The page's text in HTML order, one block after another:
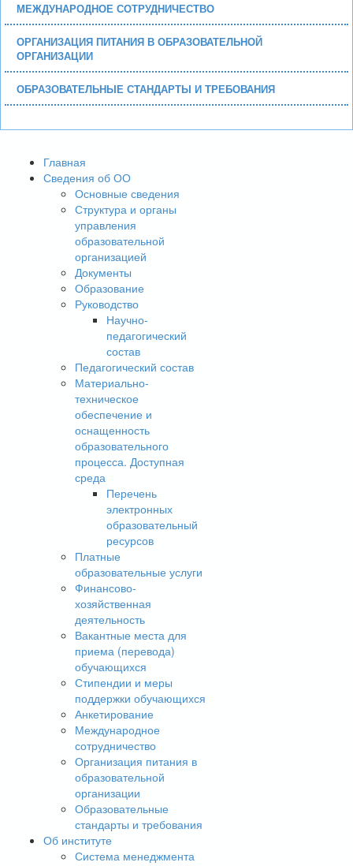
МЕЖДУНАРОДНОЕ СОТРУДНИЧЕСТВО
ОРГАНИЗАЦИЯ ПИТАНИЯ В ОБРАЗОВАТЕЛЬНОЙ
ОРГАНИЗАЦИИ
ОБРАЗОВАТЕЛЬНЫЕ СТАНДАРТЫ И ТРЕБОВАНИЯ
Главная
Сведения об ОО
Основные сведения
Структура и органы
управления
образовательной
организацией
Документы
Образование
Руководство
Научно-
педагогический
состав
Педагогический состав
Материально-
техническое
обеспечение и
оснащенность
образовательного
процесса. Доступная
среда
Перечень
электронных
образовательный
ресурсов
Платные
образовательные услуги
Финансово-
хозяйственная
деятельность
Вакантные места для
приема (перевода)
обучающихся
Стипендии и меры
поддержки обучающихся
Анкетирование
Международное
сотрудничество
Организация питания в
образовательной
организации
Образовательные
стандарты и требования
Об институте
Система менеджмента